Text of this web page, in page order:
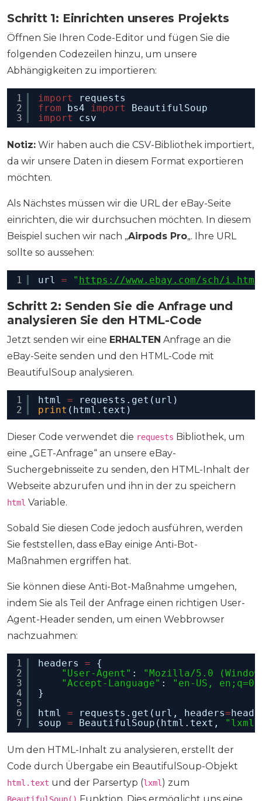
Schritt 1: Einrichten unseres Projekts
Öffnen Sie Ihren Code-Editor und fügen Sie die
folgenden Codezeilen hinzu, um unsere
Abhängigkeiten zu importieren:
1
2
3
import
requests
from
bs4 import
BeautifulSoup
import
csv
Notiz: Wir haben auch die CSV-Bibliothek importiert,
da wir unsere Daten in diesem Format exportieren
möchten.
Als Nächstes müssen wir die URL der eBay-Seite
einrichten, die wir durchsuchen möchten. In diesem
Beispiel suchen wir nach „Airpods Pro„. Ihre URL
sollte so aussehen:
1 url = " https://www.ebay.com/sch/
Schritt 2: Senden Sie die Anfrage und
analysieren Sie den HTML-Code
Jetzt senden wir eine ERHALTEN Anfrage an die
eBay-Seite senden und den HTML-Code mit
BeautifulSoup analysieren.
1
2
html =
requests.get(url)
print (html.text)
Dieser Code verwendet die requests Bibliothek, um
eine „GET-Anfrage“ an unsere eBay-
Suchergebnisseite zu senden, den HTML-Inhalt der
Webseite abzurufen und ihn in der zu speichern
html Variable.
Sobald Sie diesen Code jedoch ausführen, werden
Sie feststellen, dass eBay einige Anti-Bot-
Maßnahmen ergriffen hat.
Sie können diese Anti-Bot-Maßnahme umgehen,
indem Sie als Teil der Anfrage einen richtigen User-
Agent-Header senden, um einen Webbrowser
nachzuahmen:
1
2
3
4
5
6
7
headers =
{
"User-Agent" :
"Mozilla/5.0
"Accept-Language" :
"en-US,
}
html = requests.get(url, headers=
soup = BeautifulSoup(html.text, "lxml"
Um den HTML-Inhalt zu analysieren, erstellt der
Code durch Übergabe ein BeautifulSoup-Objekt
html.text und der Parsertyp (lxml) zum